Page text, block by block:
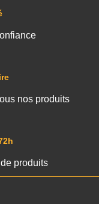
produits
nos produits